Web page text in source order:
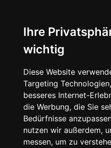
Ihre
wichtig
Diese Website
Targeting
besseres Internet-
die Werbung, die Sie
Bedürfnisse
nutzen wir außerdem,
messen, um zu